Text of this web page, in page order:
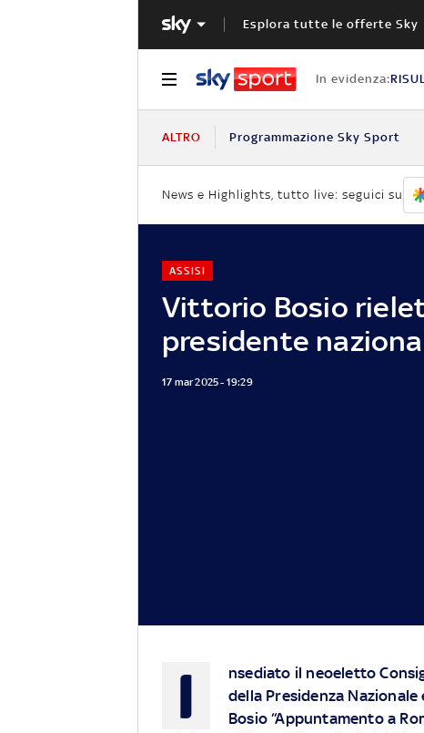
Esplora tutte le offerte Sky
In evidenza:
ALTRO Programmazione Sky Sport
News e Highlights, tutto live: seguici su
Vittorio Bosio
presidente
ASSISI
17 mar 2025 - 19:29
I
nsediato il neoeletto
della Presidenza
Bosio “Appuntamento a